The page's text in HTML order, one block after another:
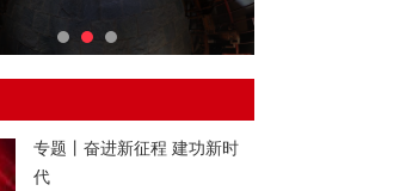
专题丨奋进新征程 建功新时
代